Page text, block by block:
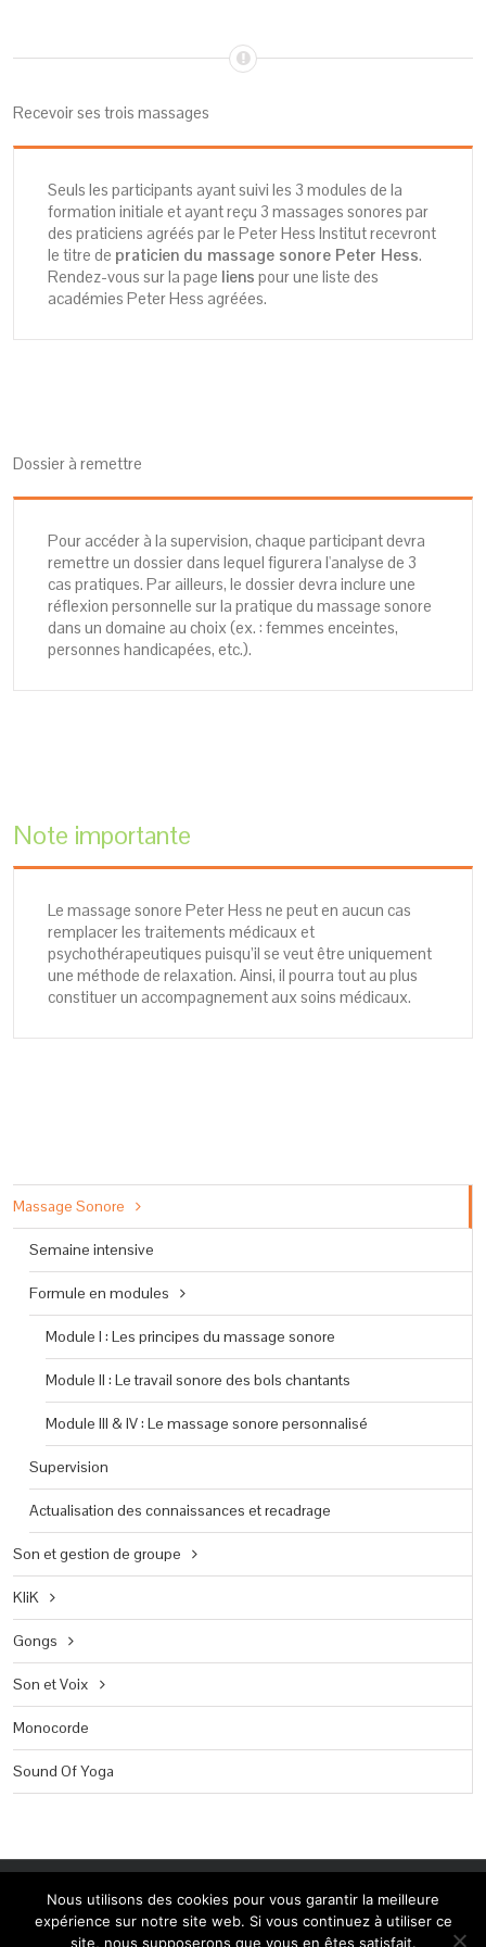
Recevoir ses trois massages
Seuls les participants ayant suivi les 3 modules de la
formation initiale et ayant reçu 3 massages sonores par
des praticiens agréés par le Peter Hess Institut recevront
le titre de praticien du massage sonore Peter Hess.
Rendez-vous sur la page liens pour une liste des
académies Peter Hess agréées.
Dossier à remettre
Pour accéder à la supervision, chaque participant devra
remettre un dossier dans lequel figurera l'analyse de 3
cas pratiques. Par ailleurs, le dossier devra inclure une
réflexion personnelle sur la pratique du massage sonore
dans un domaine au choix (ex. : femmes enceintes,
personnes handicapées, etc.).
Note importante
Le massage sonore Peter Hess ne peut en aucun cas
remplacer les traitements médicaux et
psychothérapeutiques puisqu’il se veut être uniquement
une méthode de relaxation. Ainsi, il pourra tout au plus
constituer un accompagnement aux soins médicaux.
Massage Sonore
Semaine intensive
Formule en modules
Module I : Les principes du massage sonore
Module II : Le travail sonore des bols chantants
Module III & IV : Le massage sonore personnalisé
Supervision
Actualisation des connaissances et recadrage
Son et gestion de groupe
KliK
Gongs
Son et Voix
Monocorde
Sound Of Yoga
Copyright 2014 Peter Hess Academy Belgium | Création: Linda
Camurato www.shinedesign.be
Nous utilisons des cookies pour vous garantir la meilleure
expérience sur notre site web. Si vous continuez à utiliser ce
site, nous supposerons que vous en êtes satisfait.